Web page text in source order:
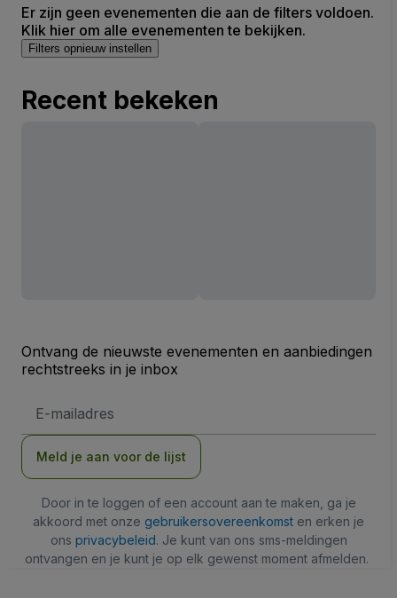
Er zijn geen evenementen die aan de filters voldoen.
Klik hier om alle evenementen te bekijken.
Filters opnieuw instellen
Recent bekeken
Ontvang de nieuwste evenementen en aanbiedingen
rechtstreeks in je inbox
mailadres
Meld je aan voor de lijst
Door in te loggen of een account aan te maken, ga je
akkoord met onze gebruikersovereenkomst en erken je
ons privacybeleid. Je kunt van ons sms-meldingen
ontvangen en je kunt je op elk gewenst moment afmelden.